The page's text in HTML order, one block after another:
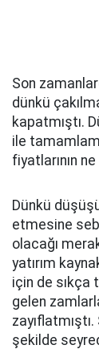
Son
dünkü
kapatmıştı.
ile
fiyatlarının
Dünkü
etmesine
olacağı
yatırım
için de sıkça
gelen
şekilde